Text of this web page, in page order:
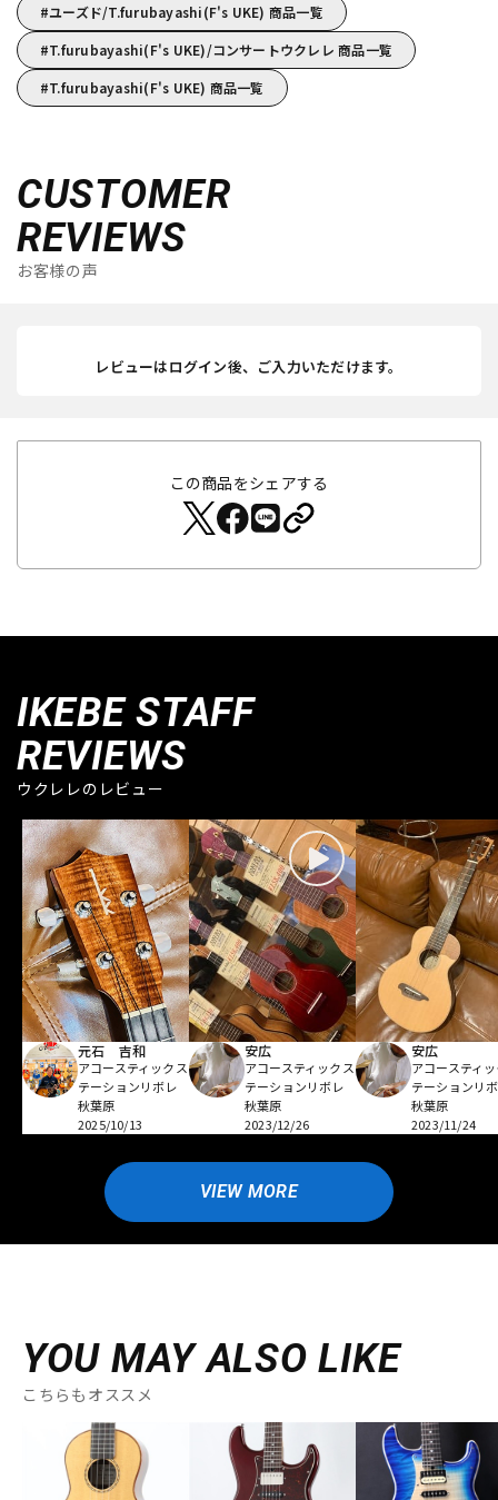
ユーズド/T.furubayashi(F's UKE) 商品一覧
T.furubayashi(F's UKE)/コンサートウクレレ 商品一覧
T.furubayashi(F's UKE) 商品一覧
CUSTOMER
REVIEWS
お客様の声
レビューはログイン後、ご入力いただけます。
この商品をシェアする
IKEBE STAFF
REVIEWS
ウクレレのレビュー
元石 吉和
アコースティックス
テーションリボレ
秋葉原
2025/10/13
安広
アコースティックス
テーションリボレ
秋葉原
2023/12/26
安広
アコースティ
テーションリ
秋葉原
2023/11/24
VIEW MORE
YOU MAY ALSO LIKE
こちらもオススメ